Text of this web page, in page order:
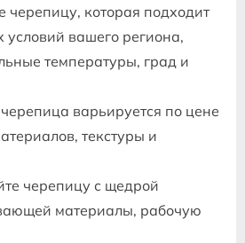
черепицу, которая подходит
условий вашего региона,
температуры, град и
варьируется по цене
текстуры и
черепицу с щедрой
материалы, рабочую